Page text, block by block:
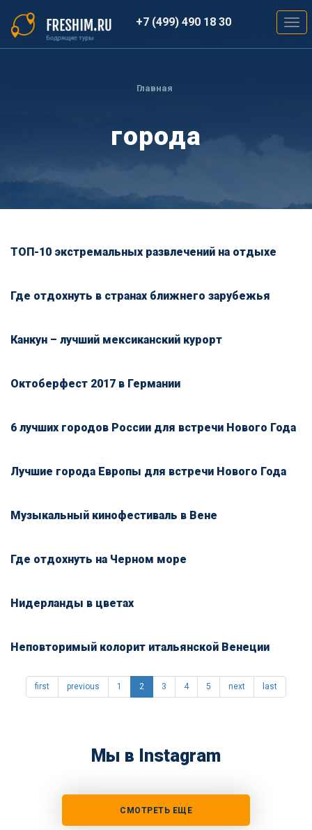
основному
содержанию
+7 (499) 490 18 30
Главная
города
ТОП-10 экстремальных развлечений на отдыхе
Где отдохнуть в странах ближнего зарубежья
Канкун – лучший мексиканский курорт
Октоберфест 2017 в Германии
6 лучших городов России для встречи Нового Года
Лучшие города Европы для встречи Нового Года
Музыкальный кинофестиваль в Вене
Где отдохнуть на Черном море
Нидерланды в цветах
Неповторимый колорит итальянской Венеции
first previous 1 2 3 4 5 next last
Мы в Instagram
СМОТРЕТЬ ЕЩЕ